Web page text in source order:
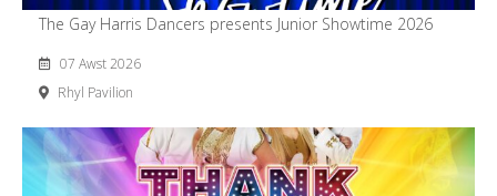
The Gay Harris Dancers presents Junior Showtime 2026
07 Awst 2026
Rhyl Pavilion